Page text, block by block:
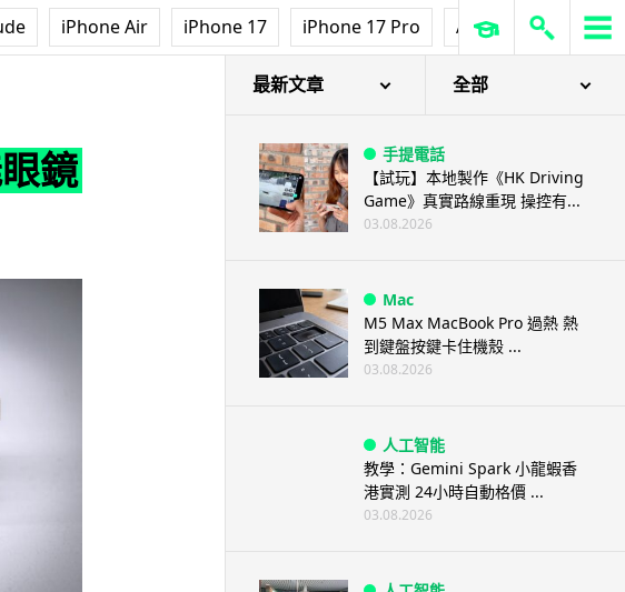
iPhone Air iPhone 17 iPhone 17 Pro AirPods Pro 3
鏡
最新文章 全部
手提電話
【試玩】本地製作《HK Driving
Game》真實路線重現 操控有...
03.08.2026
Mac
M5 Max MacBook Pro 過熱 熱
到鍵盤按鍵卡住機殼 ...
03.08.2026
人工智能
教學：Gemini Spark 小龍蝦香
港實測 24小時自動格價 ...
03.08.2026